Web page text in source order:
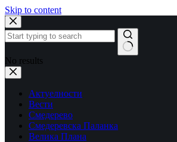
Skip to content
No results
Актуелности
Вести
Смедерево
Смедеревска Паланка
Велика Плана